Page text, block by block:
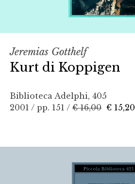
Jeremias Gotthelf
Kurt di Koppigen
Biblioteca Adelphi, 405
2001 / pp. 151 / € 16,00 € 15,20